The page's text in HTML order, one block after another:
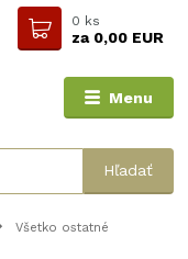
Menu
Hľadať
0 ks
za0,00 EUR
Všetko ostatné